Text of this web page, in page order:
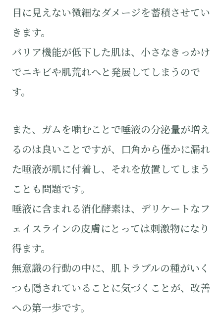
目に見えない微細なダメージを蓄積させてい
きます。
バリア機能が低下した肌は、小さなきっかけ
でニキビや肌荒れへと発展してしまうので
す。
また、ガムを噛むことで唾液の分泌量が増え
るのは良いことですが、口角から僅かに漏れ
た唾液が肌に付着し、それを放置してしまう
ことも問題です。
唾液に含まれる消化酵素は、デリケートなフ
ェイスラインの皮膚にとっては刺激物になり
得ます。
無意識の行動の中に、肌トラブルの種がいく
つも隠されていることに気づくことが、改善
への第一歩です。